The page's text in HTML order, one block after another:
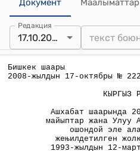
Документ Маалыматтар
Редакция
17.10.2008